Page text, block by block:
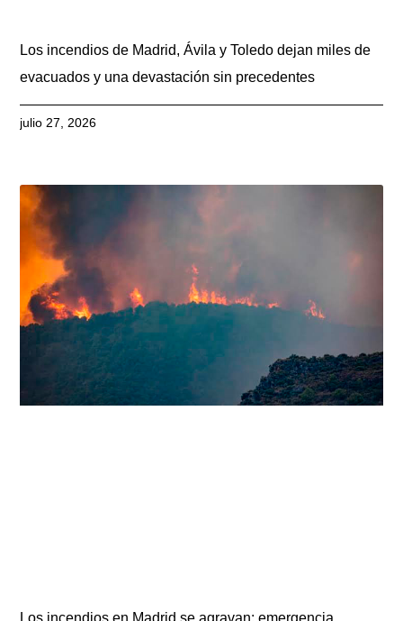
Los incendios de Madrid, Ávila y Toledo dejan miles de
evacuados y una devastación sin precedentes
julio 27, 2026